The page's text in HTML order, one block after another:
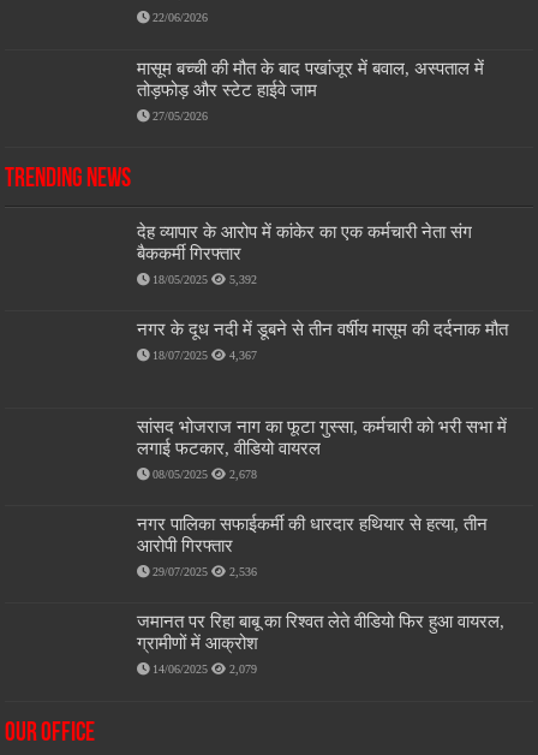
22/06/2026
मासूम बच्ची की मौत के बाद पखांजूर में बवाल, अस्पताल में
तोड़फोड़ और स्टेट हाईवे जाम
27/05/2026
Trending News
देह व्यापार के आरोप में कांकेर का एक कर्मचारी नेता संग
बैककर्मी गिरफ्तार
18/05/2025 5,392
नगर के दूध नदी में डूबने से तीन वर्षीय मासूम की दर्दनाक मौत
18/07/2025 4,367
सांसद भोजराज नाग का फूटा गुस्सा, कर्मचारी को भरी सभा में
लगाई फटकार, वीडियो वायरल
08/05/2025 2,678
नगर पालिका सफाईकर्मी की धारदार हथियार से हत्या, तीन
आरोपी गिरफ्तार
29/07/2025 2,536
जमानत पर रिहा बाबू का रिश्वत लेते वीडियो फिर हुआ वायरल,
ग्रामीणों में आक्रोश
14/06/2025 2,079
OUR OFFICE